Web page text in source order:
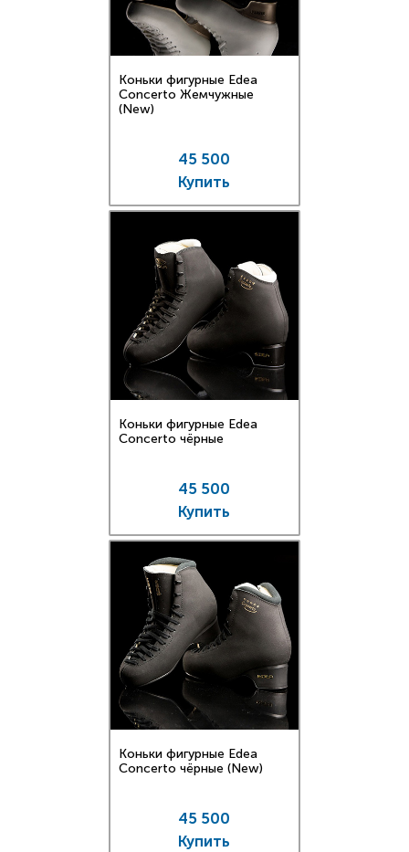
Коньки фигурные Edea
Concerto Жемчужные
(New)
45 500
Купить
Коньки фигурные Edea
Concerto чёрные
45 500
Купить
Коньки фигурные Edea
Concerto чёрные (New)
45 500
Купить